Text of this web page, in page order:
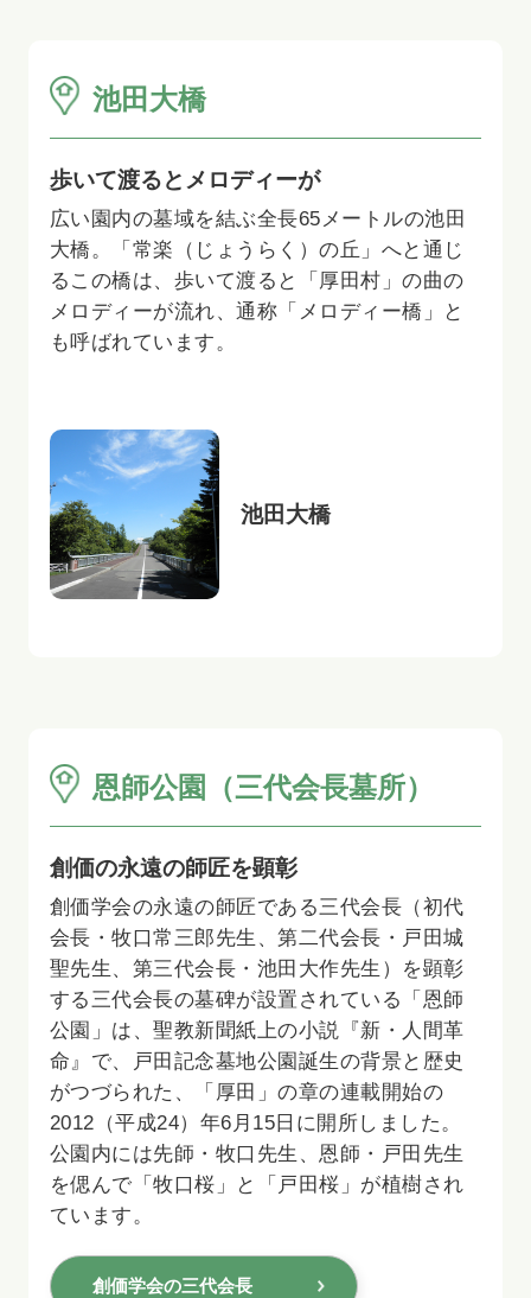
池田大橋
歩いて渡るとメロディーが
広い園内の墓域を結ぶ全長65メートルの池田
大橋。「常楽（じょうらく）の丘」へと通じ
るこの橋は、歩いて渡ると「厚田村」の曲の
メロディーが流れ、通称「メロディー橋」と
も呼ばれています。
池田大橋
恩師公園（三代会長墓所）
創価の永遠の師匠を顕彰
創価学会の永遠の師匠である三代会長（初代
会長・牧口常三郎先生、第二代会長・戸田城
聖先生、第三代会長・池田大作先生）を顕彰
する三代会長の墓碑が設置されている「恩師
公園」は、聖教新聞紙上の小説『新・人間革
命』で、戸田記念墓地公園誕生の背景と歴史
がつづられた、「厚田」の章の連載開始の
2012（平成24）年6月15日に開所しました。
公園内には先師・牧口先生、恩師・戸田先生
を偲んで「牧口桜」と「戸田桜」が植樹され
ています。
創価学会の三代会長